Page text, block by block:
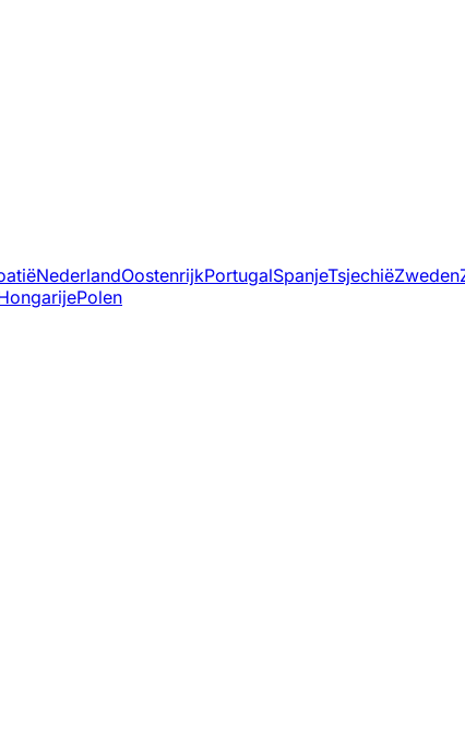
NederlandOostenrijkPortugalSpanjeTsjechiëZweden
Polen